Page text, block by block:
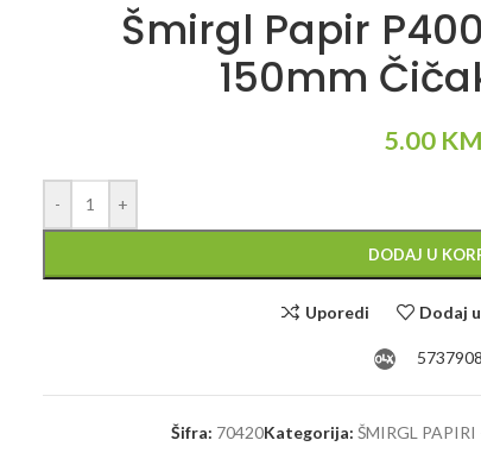
Šmirgl Papir
150mm
5.00 KM
- +
DODAJ U
Uporedi Dodaj
Šifra: 70420Kategorija: ŠMIRGL PAPIRI